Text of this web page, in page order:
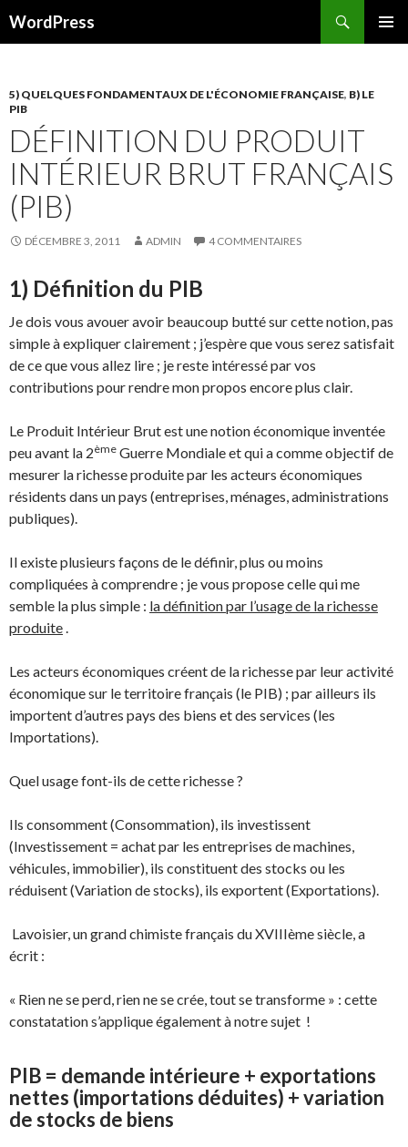
WordPress
5) QUELQUES FONDAMENTAUX DE L'ÉCONOMIE FRANÇAISE, B) LE
PIB
DÉFINITION DU PRODUIT
INTÉRIEUR BRUT FRANÇAIS
(PIB)
DÉCEMBRE 3, 2011 ADMIN 4 COMMENTAIRES
1) Définition du PIB
Je dois vous avouer avoir beaucoup butté sur cette notion, pas
simple à expliquer clairement ; j’espère que vous serez satisfait
de ce que vous allez lire ; je reste intéressé par vos
contributions pour rendre mon propos encore plus clair.
Le Produit Intérieur Brut est une notion économique inventée
peu avant la 2ème Guerre Mondiale et qui a comme objectif de
mesurer la richesse produite par les acteurs économiques
résidents dans un pays (entreprises, ménages, administrations
publiques).
Il existe plusieurs façons de le définir, plus ou moins
compliquées à comprendre ; je vous propose celle qui me
semble la plus simple : la définition par l’usage de la richesse
produite.
Les acteurs économiques créent de la richesse par leur activité
économique sur le territoire français (le PIB) ; par ailleurs ils
importent d’autres pays des biens et des services (les
Importations).
Quel usage font-ils de cette richesse ?
Ils consomment (Consommation), ils investissent
(Investissement = achat par les entreprises de machines,
véhicules, immobilier), ils constituent des stocks ou les
réduisent (Variation de stocks), ils exportent (Exportations).
Lavoisier, un grand chimiste français du XVIIIème siècle, a
écrit :
« Rien ne se perd, rien ne se crée, tout se transforme » : cette
constatation s’applique également à notre sujet !
PIB = demande intérieure + exportations
nettes (importations déduites) + variation
de stocks de biens